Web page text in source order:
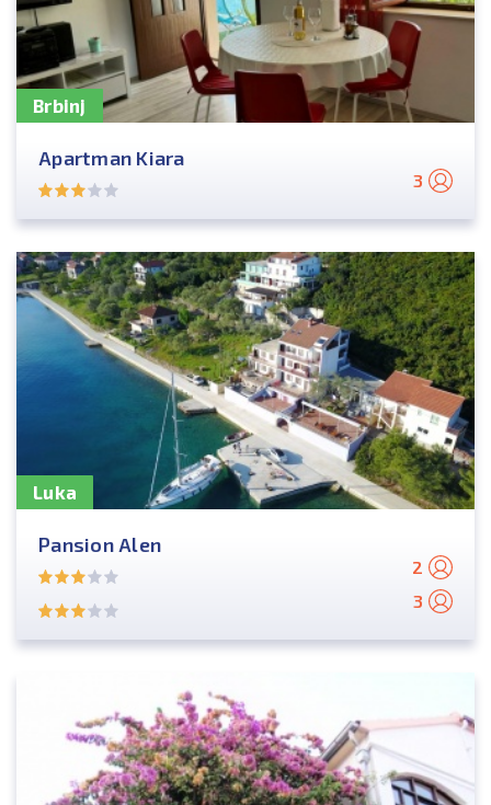
Brbinj
Apartman Kiara
3
Luka
Pansion Alen
2
3